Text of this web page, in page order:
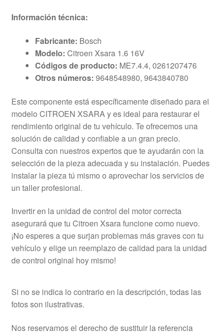
Información técnica:
Fabricante: Bosch
Modelo: Citroen Xsara 1.6 16V
Códigos de producto: ME7.4.4, 0261207476
Otros números: 9648548980, 9643840780
Este componente está específicamente diseñado para el
modelo CITROEN XSARA y es ideal para restaurar el
rendimiento original de tu vehículo. Te ofrecemos una
solución de calidad y confiable a un gran precio.
Consulta con nuestros expertos que te ayudarán con la
selección de la pieza adecuada y su instalación. Puedes
instalar la pieza tú mismo o aprovechar los servicios de
un taller profesional.
Invertir en la unidad de control del motor correcta
asegurará que tu Citroen Xsara funcione como nuevo.
¡No esperes a que surjan problemas más graves con tu
vehículo y elige un reemplazo de calidad para la unidad
de control original hoy mismo!
Si no se indica lo contrario en la descripción, todas las
fotos son ilustrativas.
Nos reservamos el derecho de sustituir la referencia